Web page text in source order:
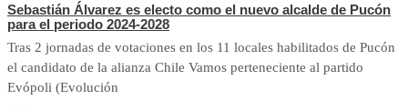
Sebastián Álvarez es electo como el nuevo alcalde de Pucón
para el periodo 2024-2028
Tras 2 jornadas de votaciones en los 11 locales habilitados de Pucón
el candidato de la alianza Chile Vamos perteneciente al partido
Evópoli (Evolución